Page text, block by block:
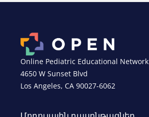
Online Pediatric Educational Network
4650 W Sunset Blvd
Los Angeles, CA 90027-6062